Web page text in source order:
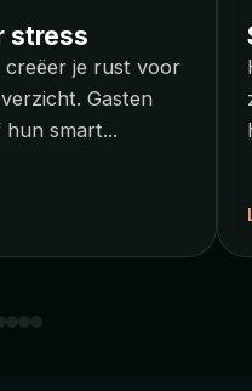
stress
creëer je rust voor
Gasten
hun smart...